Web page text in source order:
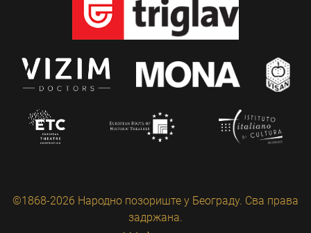
©1868-2026 Народно позориште у Београду. Сва права
задржана.